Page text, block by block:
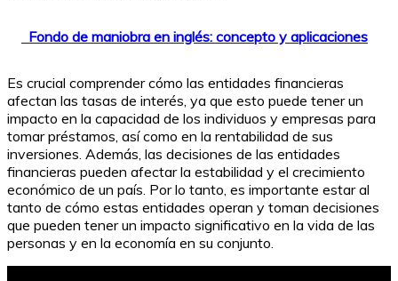
Fondo de maniobra en inglés: concepto y aplicaciones
Es crucial comprender cómo las entidades financieras
afectan las tasas de interés, ya que esto puede tener un
impacto en la capacidad de los individuos y empresas para
tomar préstamos, así como en la rentabilidad de sus
inversiones. Además, las decisiones de las entidades
financieras pueden afectar la estabilidad y el crecimiento
económico de un país. Por lo tanto, es importante estar al
tanto de cómo estas entidades operan y toman decisiones
que pueden tener un impacto significativo en la vida de las
personas y en la economía en su conjunto.